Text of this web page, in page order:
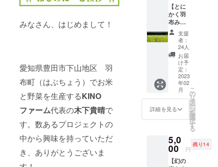
みなさん、はじめまして！
愛知県豊田市下山地区 羽
布町（はぶちょう）でお米
と野菜を生産するKINO
ファーム代表の木下貴晴で
す。数あるプロジェクトの
中から興味を持っていただ
き、ありがとうございま
いろいろ大
変！です
が、ふるさ
との美しい
風景を守る
為に日々奮
闘していま
す！「食べ
ておいし
く、からだ
にやさし
トー。応援
よろしくお
【とに
かく羽
布みの
り会・
羽布の
里を応
援！】
お礼の
メール
をお送
りしま
す。 と
にかく
羽布の
里を応
援した
いう方
向けで
す。 ※
支援金
支援
者：
24人
お届
け予
定：
2023
年02
月
詳細を見る
こ
の
リ
タ
ー
ン
を
選
択
す
る
5,0
00 円
残り14
【幻の